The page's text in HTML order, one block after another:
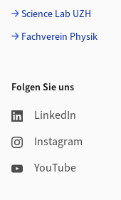
Science Lab UZH
Fachverein Physik
Folgen Sie uns
LinkedIn
Instagram
YouTube